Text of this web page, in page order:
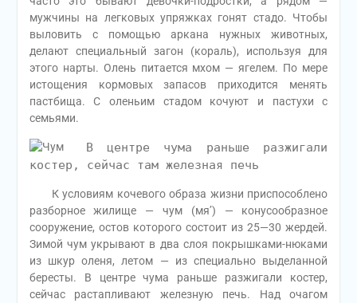
мужчины на легковых упряжках гонят стадо. Чтобы
выловить с помощью аркана нужных животных,
делают специальный загон (кораль), используя для
этого нарты. Олень питается мхом — ягелем. По мере
истощения кормовых запасов приходится менять
пастбища. С оленьим стадом кочуют и пастухи с
семьями.
В центре чума раньше разжигали
костер, сейчас там железная печь
К условиям кочевого образа жизни приспособлено
разборное жилище — чум (мя’) — конусообразное
сооружение, остов которого состоит из 25—30 жердей.
Зимой чум укрывают в два слоя покрышками-нюками
из шкур оленя, летом — из специально выделанной
бересты. В центре чума раньше разжигали костер,
сейчас растапливают железную печь. Над очагом